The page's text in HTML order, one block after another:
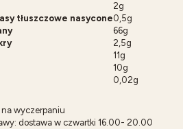
2g
tłuszczowe nasycone0,5g
66g
2,5g
11g
10g
0,02g
na wyczerpaniu
dostawa w czwartki 16.00- 20.00